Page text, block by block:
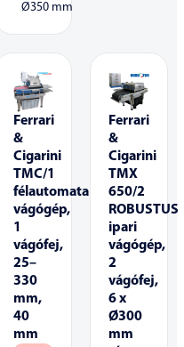
Ø350 mm
Ferrari
&
Cigarini
TMC/1
félautomata
vágógép,
1
vágófej,
25–
330
mm,
40
mm
Ferrari
&
Cigarini
TMX
650/2
ROBUSTUS
ipari
vágógép,
2
vágófej,
6 x
Ø300
mm